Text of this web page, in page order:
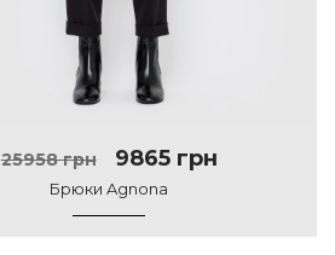
25958 грн 9865 грн
Брюки Agnona